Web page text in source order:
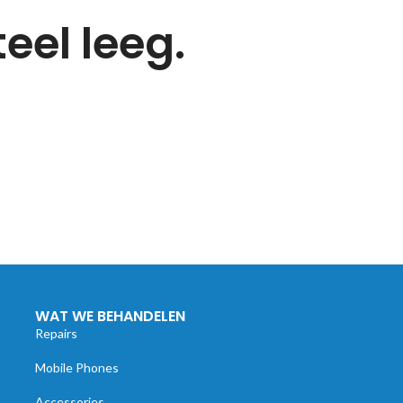
leeg.
WAT WE BEHANDELEN
Repairs
Mobile Phones